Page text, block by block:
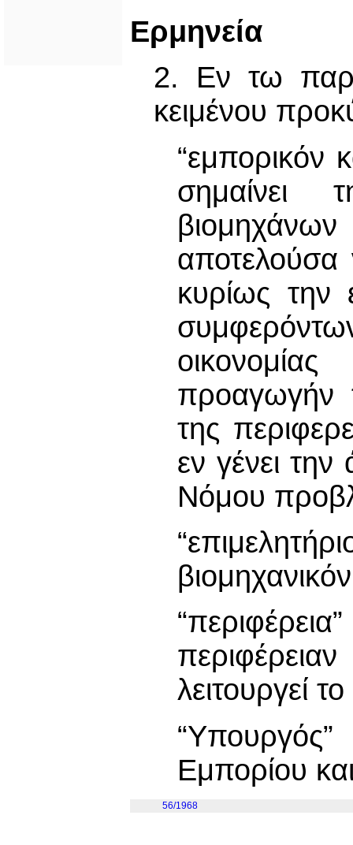
Ερμηνεία
2. Εν τω
κειμένου
“εμπορικόν
σημαίνει
κυρίως την
προαγωγήν
της
εν γένει
Νόμου
λειτουργεί
Εμπορίου
56/1968